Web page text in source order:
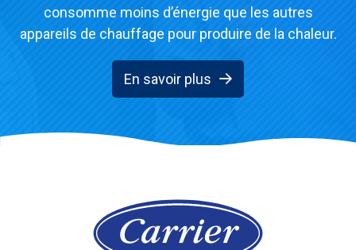
consomme moins d’énergie que les autres
appareils de chauffage pour produire de la chaleur.
En savoir plus